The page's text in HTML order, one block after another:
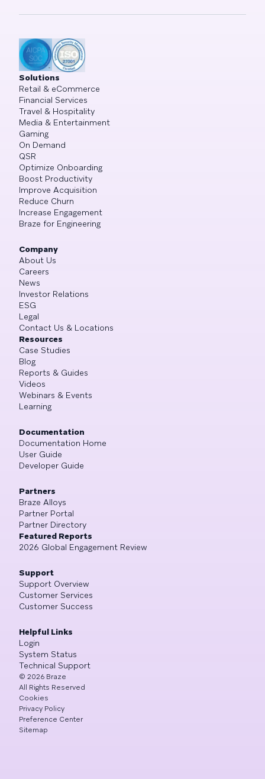
Solutions
Retail & eCommerce
Financial Services
Travel & Hospitality
Media & Entertainment
Gaming
On Demand
QSR
Optimize Onboarding
Boost Productivity
Improve Acquisition
Reduce Churn
Increase Engagement
Braze for Engineering
Company
About Us
Careers
News
Investor Relations
ESG
Legal
Contact Us & Locations
Resources
Case Studies
Blog
Reports & Guides
Videos
Webinars & Events
Learning
Documentation
Documentation Home
User Guide
Developer Guide
Partners
Braze Alloys
Partner Portal
Partner Directory
Featured Reports
2026 Global Engagement Review
Support
Support Overview
Customer Services
Customer Success
Helpful Links
Login
System Status
Technical Support
© 2026 Braze
All Rights Reserved
Cookies
Privacy Policy
Preference Center
Sitemap